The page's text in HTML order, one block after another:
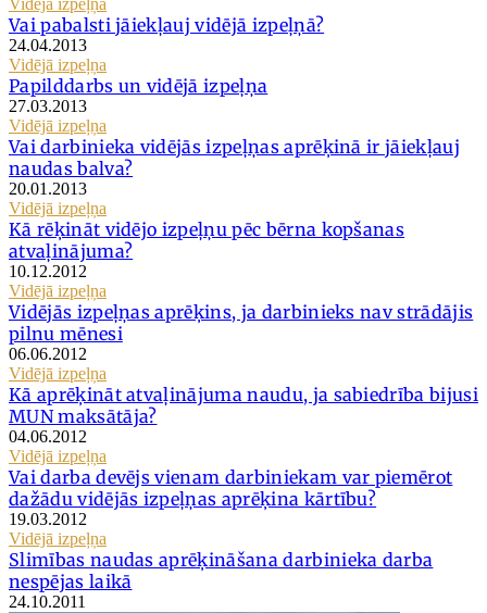
Vidējā izpeļņa
Vai pabalsti jāiekļauj vidējā izpeļņā?
24.04.2013
Vidējā izpeļņa
Papilddarbs un vidējā izpeļņa
27.03.2013
Vidējā izpeļņa
Vai darbinieka vidējās izpeļņas aprēķinā ir jāiekļauj
naudas balva?
20.01.2013
Vidējā izpeļņa
Kā rēķināt vidējo izpeļņu pēc bērna kopšanas
atvaļinājuma?
10.12.2012
Vidējā izpeļņa
Vidējās izpeļņas aprēķins, ja darbinieks nav strādājis
pilnu mēnesi
06.06.2012
Vidējā izpeļņa
Kā aprēķināt atvaļinājuma naudu, ja sabiedrība bijusi
MUN maksātāja?
04.06.2012
Vidējā izpeļņa
Vai darba devējs vienam darbiniekam var piemērot
dažādu vidējās izpeļņas aprēķina kārtību?
19.03.2012
Vidējā izpeļņa
Slimības naudas aprēķināšana darbinieka darba
nespējas laikā
24.10.2011